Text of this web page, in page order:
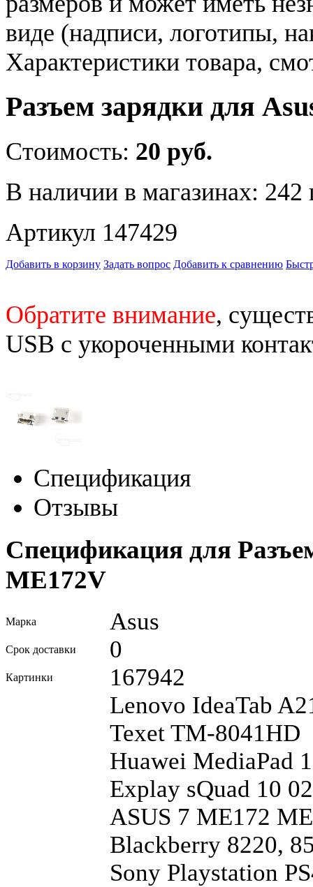
виде (надписи, логотипы,
Характеристики товара,
Разъем зарядки для
Стоимость: 20 руб.
В наличии в магазинах: 242
Артикул 147429
Добавить в корзину Задать вопрос Добавить к сравнению
Обратите внимание,
USB с укороченными
Спецификация
Отзывы
Спецификация для
ME172V
Марка Asus
Срок доставки 0
Картинки 167942
Lenovo IdeaTab
Texet TM-8041HD
Huawei MediaPad
Explay sQuad 10
ASUS 7 ME172
Blackberry 8220,
Sony Playstation